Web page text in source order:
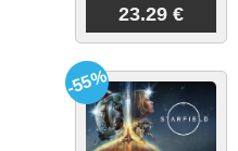
23.29 €
-55%